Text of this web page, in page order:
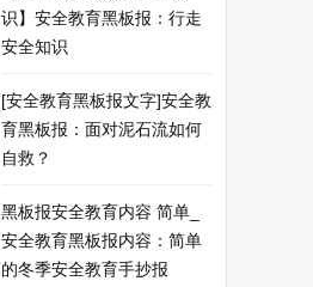
识】安全教育黑板报：行走
安全知识
[安全教育黑板报文字]安全教
育黑板报：面对泥石流如何
自救？
黑板报安全教育内容 简单_
安全教育黑板报内容：简单
的冬季安全教育手抄报